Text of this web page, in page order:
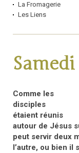
La Fromagerie
Les Liens
Comme les
disciples
étaient réunis
autour de Jésus
peut servir deux
l’autre, ou bien il